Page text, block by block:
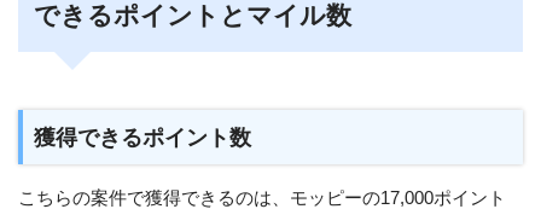
できるポイントとマイル数
獲得できるポイント数
こちらの案件で獲得できるのは、モッピーの17,000ポイント